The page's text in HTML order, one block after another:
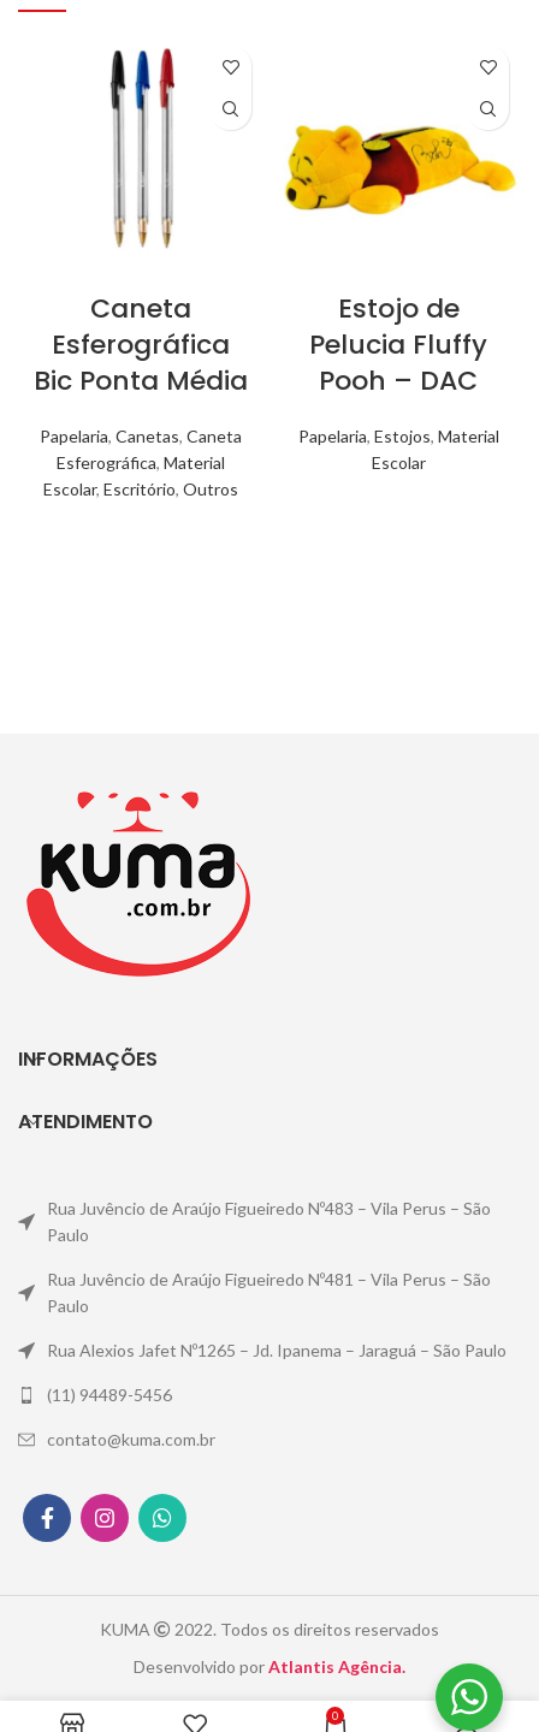
Caneta
Esferográfica
Bic Ponta Média
Papelaria, Canetas, Caneta
Esferográfica, Material
Escolar, Escritório, Outros
Estojo de
Pelucia Fluffy
Pooh – DAC
Papelaria, Estojos, Material
Escolar
INFORMAÇÕES
ATENDIMENTO
Rua Juvêncio de Araújo Figueiredo Nº483 – Vila Perus – São
Paulo
Rua Juvêncio de Araújo Figueiredo Nº481 – Vila Perus – São
Paulo
Rua Alexios Jafet Nº1265 – Jd. Ipanema – Jaraguá – São Paulo
(11) 94489-5456
contato@kuma.com.br
KUMA
2022. Todos os direitos reservados
Desenvolvido porAtlantis Agência.
0